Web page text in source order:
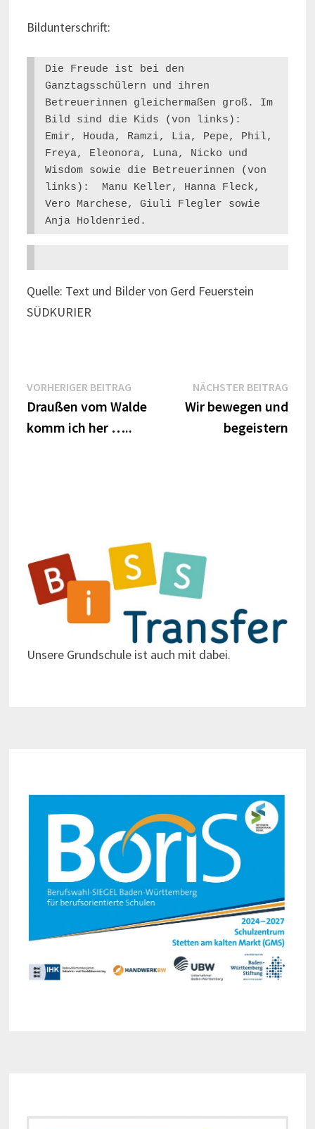
Bildunterschrift:
Die Freude ist bei den
Ganztagsschülern und ihren
Betreuerinnen gleichermaßen groß. Im
Bild sind die Kids (von links):
Emir, Houda, Ramzi, Lia, Pepe, Phil,
Freya, Eleonora, Luna, Nicko und
Wisdom sowie die Betreuerinnen (von
links):  Manu Keller, Hanna Fleck,
Vero Marchese, Giuli Flegler sowie
Anja Holdenried.
Quelle: Text und Bilder von Gerd Feuerstein
SÜDKURIER
Beitrags-
Navigation
VORHERIGER BEITRAGVorheriger
Beitrag:
Draußen vom Walde
komm ich her …..
NÄCHSTER BEITRAG
Wir bewegen und
begeistern
Unsere Grundschule ist auch mit dabei.